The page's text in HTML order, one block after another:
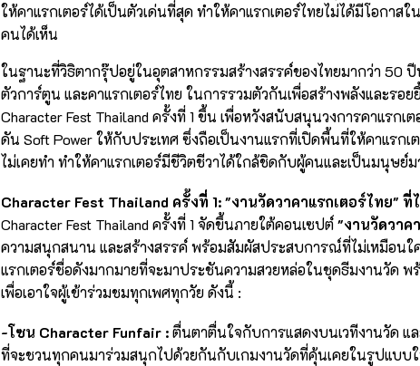
ให้คาแรกเตอร์ได้เป็นตัวเด่นที่สุด ทำให้คาแรกเตอร์ไทยไม่ได้มีโอกา
คนได้เห็น
ในฐานะที่วิธิตากรุ๊ปอยู่ในอุตสาหกรรมสร้างสรรค์ของไทยมากว่า 50
ตัวการ์ตูน และคาแรกเตอร์ไทย ในการรวมตัวกันเพื่อสร้างพลังและรอย
Character Fest Thailand ครั้งที่ 1 ขึ้น เพื่อหวังสนับสนุนวงการคาแรก
ดัน Soft Power ให้กับประเทศ ซึ่งถือเป็นงานแรกที่เปิดพื้นที่ให้คาแรก
ไม่เคยทำ ทำให้คาแรกเตอร์มีชีวิตชีวาได้ใกล้ชิดกับผู้คนและเป็นมนุษย์ม
Character Fest Thailand ครั้งที่ 1: "งานวัดวาคาแรกเตอร์ไทย"
Character Fest Thailand ครั้งที่ 1 จัดขึ้นภายใต้คอนเซปต์"งานวัดวาค
ความสนุกสนาน และสร้างสรรค์ พร้อมสัมผัสประสบการณ์ที่ไม่เหมือนใ
แรกเตอร์ชื่อดังมากมายที่จะมาประชันความสวยหล่อในชุดธีมงานวัด
เพื่อเอาใจผู้เข้าร่วมชมทุกเพศทุกวัย ดังนี้ :
-โซน Character Funfair :ตื่นตาตื่นใจกับการแสดงบนเวทีงานวัด แ
ที่จะชวนทุกคนมาร่วมสนุกไปด้วยกันกับเกมงานวัดที่คุ้นเคยในรูปแบบ